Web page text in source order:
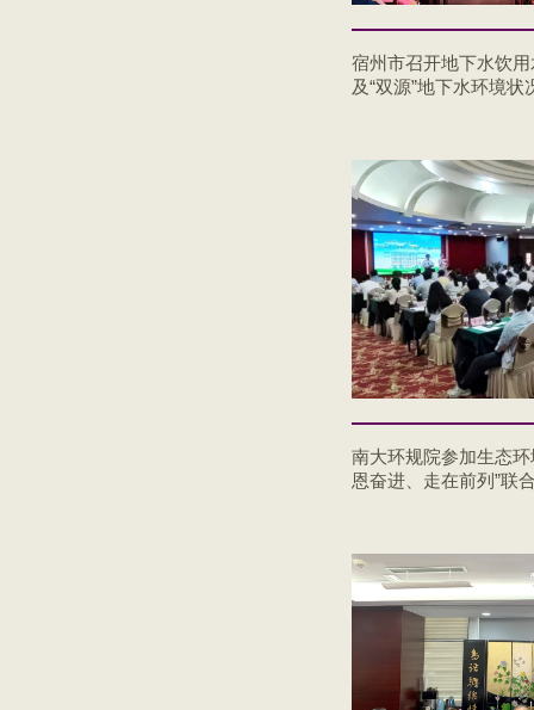
宿州市召开地下水饮
及“双源”地下水环境
南大环规院参加生态
恩奋进、走在前列”联